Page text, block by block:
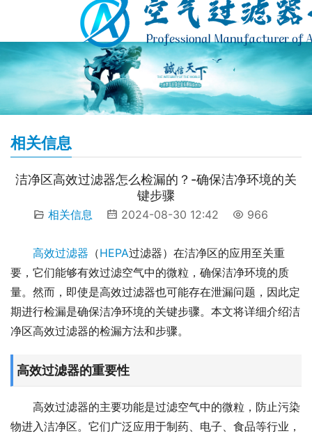
相关信息
洁净区高效过滤器怎么检漏的？-确保洁净环境的关
键步骤
相关信息 2024-08-30 12:42 966
高效过滤器 （HEPA过滤器）在洁净区的应用至关重
要，它们能够有效过滤空气中的微粒，确保洁净环境的质
量。然而，即使是高效过滤器也可能存在泄漏问题，因此定
期进行检漏是确保洁净环境的关键步骤。本文将详细介绍洁
净区高效过滤器的检漏方法和步骤。
高效过滤器的重要性
高效过滤器的主要功能是过滤空气中的微粒，防止污染
物进入洁净区。它们广泛应用于制药、电子、食品等行业，